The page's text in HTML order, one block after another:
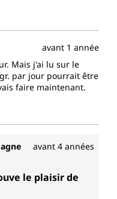
avant 1 année
Mais j'ai lu sur le
par jour pourrait être
faire maintenant.
avant 4 années
le plaisir de